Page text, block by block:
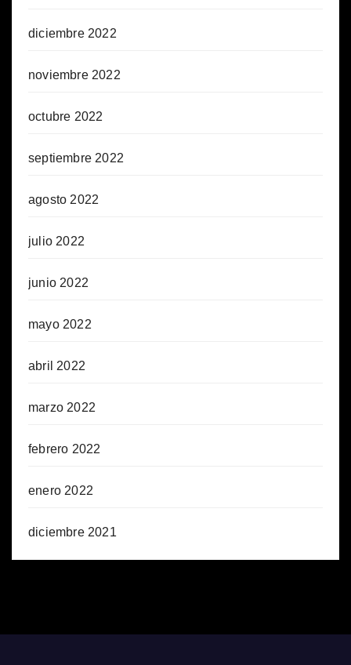
diciembre 2022
noviembre 2022
octubre 2022
septiembre 2022
agosto 2022
julio 2022
junio 2022
mayo 2022
abril 2022
marzo 2022
febrero 2022
enero 2022
diciembre 2021